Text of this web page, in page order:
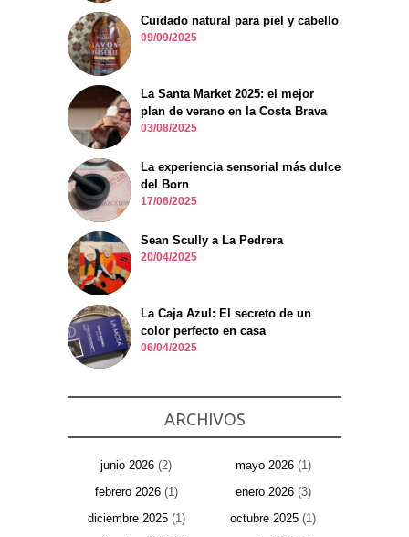
Cuidado natural para piel y cabello
09/09/2025
La Santa Market 2025: el mejor
plan de verano en la Costa Brava
03/08/2025
La experiencia sensorial más dulce
del Born
17/06/2025
Sean Scully a La Pedrera
20/04/2025
La Caja Azul: El secreto de un
color perfecto en casa
06/04/2025
ARCHIVOS
junio 2026 (2) mayo 2026(1)
febrero 2026(1) enero 2026(3)
diciembre 2025(1) octubre 2025 (1)